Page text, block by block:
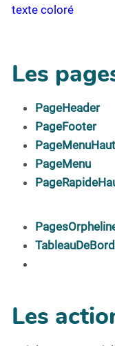
texte coloré
Les
PageHeader
PageFooter
PageMenuHaut
PageMenu
Les